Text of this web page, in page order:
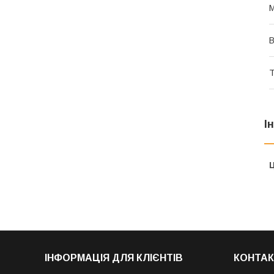
ІНФОРМАЦІЯ ДЛЯ КЛІЄНТІВ